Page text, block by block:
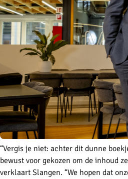
“Vergis je niet: achter dit dunne
bewust voor gekozen om de inhoud
verklaart Slangen. “We hopen dat